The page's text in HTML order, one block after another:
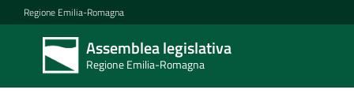
Vai al contenuto
Vai alla navigazione
Vai al footer
Regione Emilia-Romagna
Assemblea legislativa
Regione Emilia-Romagna
Assemblea
legislativa
Regione Emilia-